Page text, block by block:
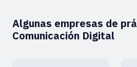
Algunas empresas de
Comunicación Digital